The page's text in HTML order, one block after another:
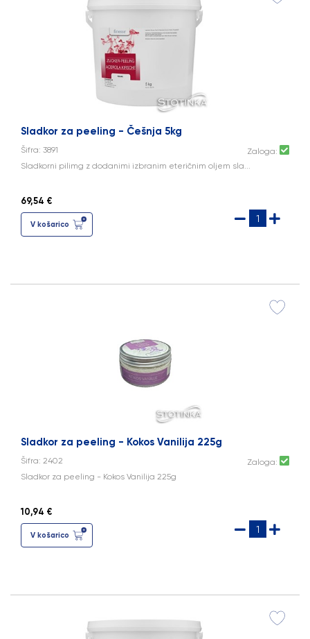
Sladkor za peeling - Češnja 5kg
Šifra: 3891
Zaloga:
Sladkorni pilimg z dodanimi izbranim eteričnim oljem sla...
69,54 €
V košarico
Sladkor za peeling - Kokos Vanilija 225g
Šifra: 2402
Zaloga:
Sladkor za peeling - Kokos Vanilija 225g
10,94 €
V košarico